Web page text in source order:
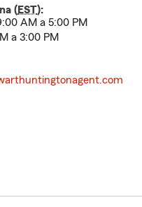
(EST):
AM a 5:00 PM
a 3:00 PM